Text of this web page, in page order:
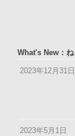
What's New：
2023年12月31日
2023年5月1日